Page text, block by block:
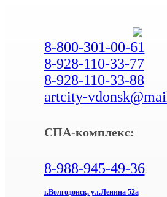
8-800-301-00-61
8-928-110-33-77
8-928-110-33-88
artcity-
СПА-комплекс:
8-988-945-49-36
г.Волгодонск, ул.Ленина 52а